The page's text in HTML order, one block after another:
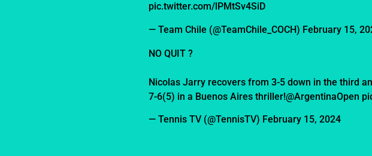
pic.twitter.com/lPMtSv4SiD
— Team Chile (@TeamChile_COCH) February 15,
NO QUIT ?
Nicolas Jarry recovers from 3-5 down in the third
7-6(5) in a Buenos Aires thriller!@ArgentinaOpen
— Tennis TV (@TennisTV) February 15, 2024